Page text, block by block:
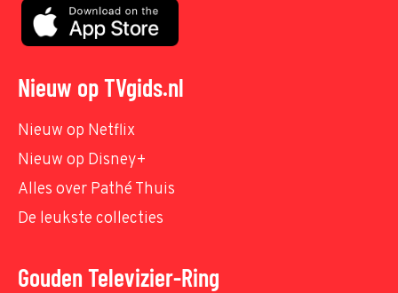
Nieuw op TVgids.nl
Nieuw op Netflix
Nieuw op Disney+
Alles over Pathé Thuis
De leukste collecties
Gouden Televizier-Ring